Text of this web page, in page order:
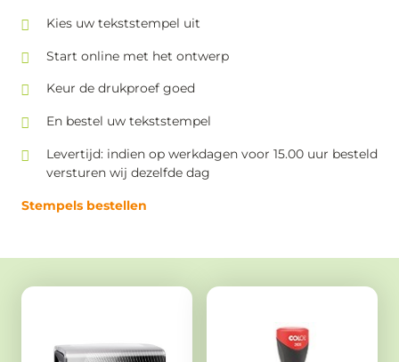
Kies uw tekststempel uit
Start online met het ontwerp
Keur de drukproef goed
En bestel uw tekststempel
Levertijd: indien op werkdagen voor 15.00 uur besteld
versturen wij dezelfde dag
Stempels bestellen